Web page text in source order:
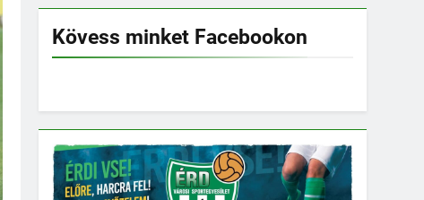
Kövess minket Facebookon